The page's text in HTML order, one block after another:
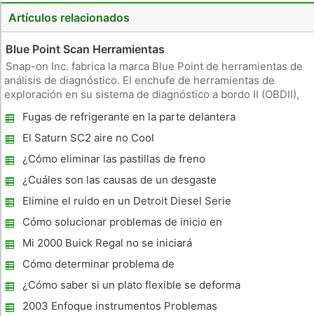
Artículos relacionados
Blue Point Scan Herramientas
Snap-on Inc. fabrica la marca Blue Point de herramientas de
análisis de diagnóstico. El enchufe de herramientas de
exploración en su sistema de diagnóstico a bordo II (OBDII),
códigos de diagnóstico de problemas (DTC). Sistemas OBDII
se encuentr
Fugas de refrigerante en la parte delantera
del motor en un Jeep seis cilindros de 2001
El Saturn SC2 aire no Cool
¿Cómo eliminar las pastillas de freno
delanteras arrastrando los Rotores
¿Cuáles son las causas de un desgaste
desigual en el exterior de un neumático de
camión?
Elimine el ruido en un Detroit Diesel Serie
60
Cómo solucionar problemas de inicio en
una Ford Ranger
Mi 2000 Buick Regal no se iniciará
Cómo determinar problema de
calentamiento en Mustang
¿Cómo saber si un plato flexible se deforma
2003 Enfoque instrumentos Problemas